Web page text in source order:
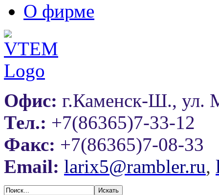
О фирме
Офис: г.Каменск-Ш., ул.
Тел.: +7(86365)7-33-12
Факс: +7(86365)7-08-33
Email: larix5@rambler.ru,